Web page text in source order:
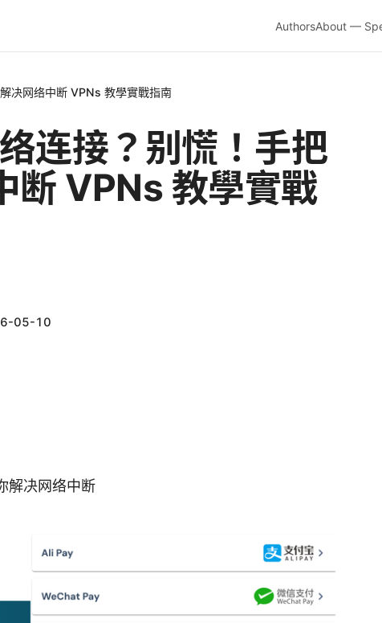
AuthorsAbout —
决网络中断 VPNs 教學實戰指南
连接？别慌！手把
断 VPNs 教學實戰
05-10
解决网络中断